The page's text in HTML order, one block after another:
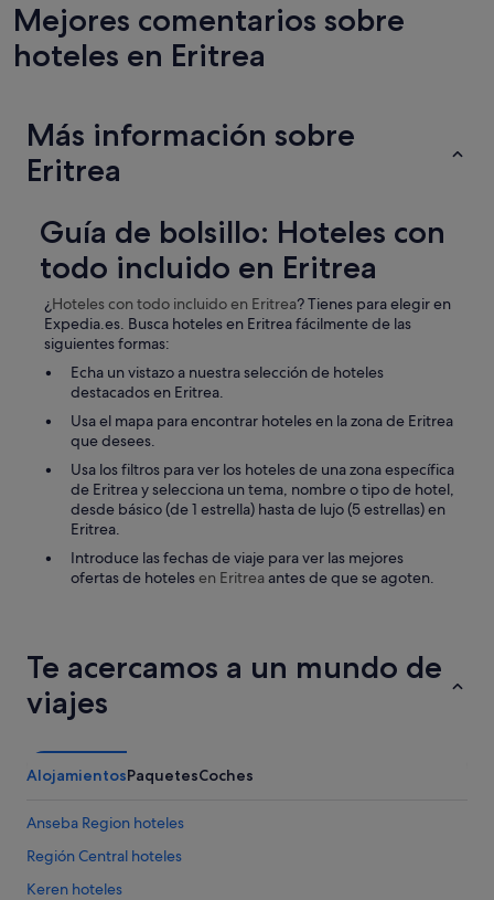
Mejores comentarios sobre
hoteles en Eritrea
Más información sobre
Eritrea
Guía de bolsillo: Hoteles con
todo incluido en Eritrea
¿Hoteles con todo incluidoen Eritrea? Tienes para elegir en
Expedia.es. Busca hoteles en Eritrea fácilmente de las
siguientes formas:
Echa un vistazo a nuestra selección de hoteles
destacados en Eritrea.
Usa el mapa para encontrar hoteles en la zona de Eritrea
que desees.
Usa los filtros para ver los hoteles de una zona específica
de Eritrea y selecciona un tema, nombre o tipo de hotel,
desde básico (de 1 estrella) hasta de lujo (5 estrellas) en
Eritrea.
Introduce las fechas de viaje para ver las mejores
ofertas de hotelesen Eritrea antes de que se agoten.
Te acercamos a un mundo de
viajes
AlojamientosPaquetesCoches
Anseba Region hoteles
Región Central hoteles
Keren hoteles